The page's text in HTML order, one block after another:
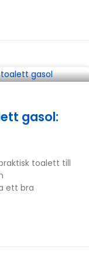
gasol:
toalett till
ett bra